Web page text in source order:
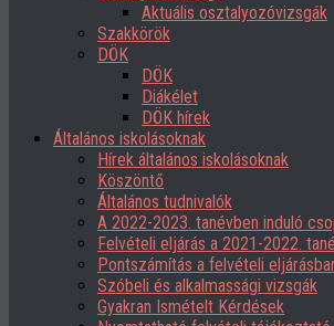
Aktuális osztalyozóvizsgák
Szakkörök
DÖK
DÖK
Diákélet
DÖK hírek
Általános iskolásoknak
Hírek általános iskolásoknak
Köszöntő
Általános tudnivalók
A 2022-2023. tanévben induló
Felvételi eljárás a 2021-2022.
Pontszámítás a felvételi
Szóbeli és alkalmassági vizsgák
Gyakran Ismételt Kérdések